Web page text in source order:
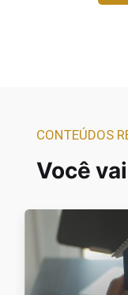
CONTEÚDOS
Você